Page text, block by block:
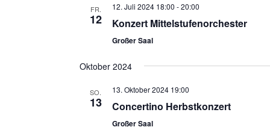
FR.
12
12. Juli 2024 18:00 -20:00
Konzert Mittelstufenorchester
Großer Saal
Oktober 2024
SO.
13
13. Oktober 2024 19:00
Concertino Herbstkonzert
Großer Saal